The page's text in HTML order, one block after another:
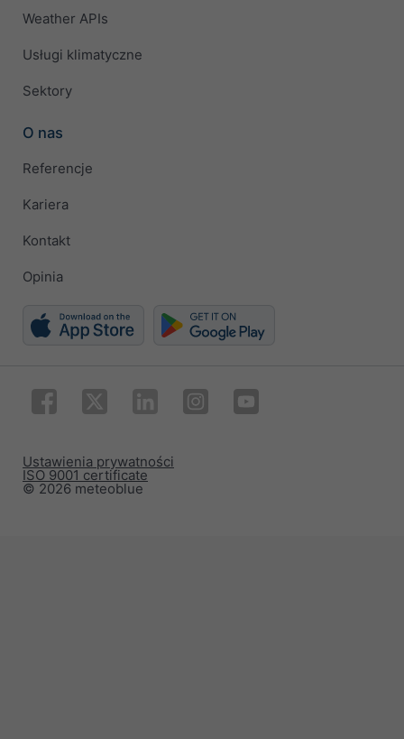
Weather APIs
Usługi klimatyczne
Sektory
O nas
Referencje
Kariera
Kontakt
Opinia
© 2026 meteoblue
ISO 9001 certificate
Ustawienia prywatności